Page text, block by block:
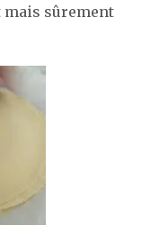
mais sûrement